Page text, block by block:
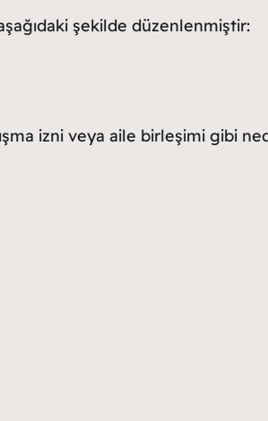
şekilde düzenlenmiştir:
izni veya aile birleşimi gibi